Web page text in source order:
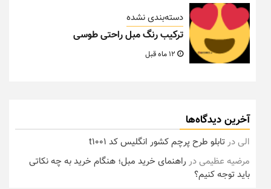
دسته‌بندی نشده
ترکیب رنگ مبل راحتی طوسی
آخرین دیدگاه‌ها
الیدرتابلو طرح پرچم کشور انگلیس کد t1001
مرضیه عظیمیدر راهنمای خرید مبل؛ هنگام خرید به چه نکاتی
باید توجه کنیم؟